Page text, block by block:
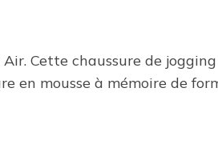
Cette chaussure de
en mousse à mémoire de